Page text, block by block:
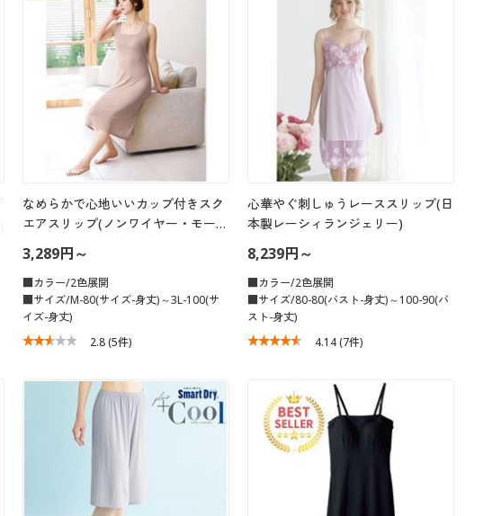
なめらかで心地いいカップ付きスク
エアスリップ(ノンワイヤー・モー…
3,289円～
■カラー/2色展開
■サイズ/M-80(サイズ-身丈)～3L-100(サ
イズ-身丈)
2.8(5件)
心華やぐ刺しゅうレーススリップ(日
本製レーシィランジェリー)
8,239円～
■カラー/2色展開
■サイズ/80-80(バスト-身丈)～100-90(バ
スト-身丈)
4.14(7件)